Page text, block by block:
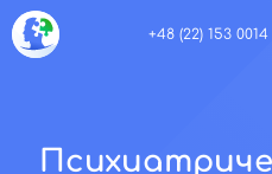
+48 (22) 153 0014